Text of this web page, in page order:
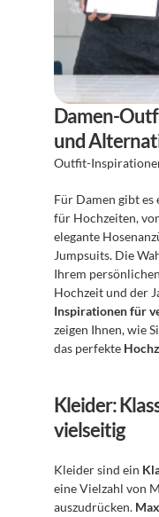
Damen-
und
Outfit-
Für Damen gibt
für Hochzeiten,
elegante
Jumpsuits. Die
Ihrem
Inspirationen für
zeigen Ihnen, wie
das perfekte
Kleider:
vielseitig
Kleider sind ein
eine Vielzahl von
auszudrücken.